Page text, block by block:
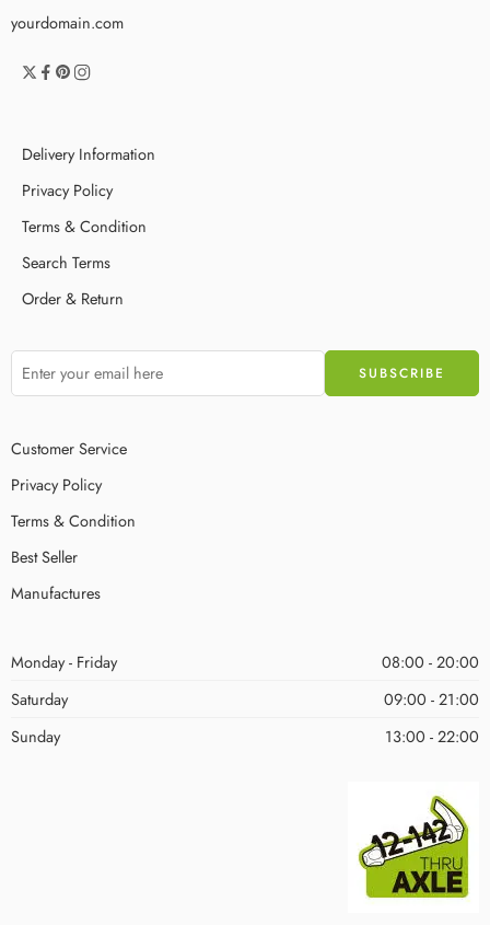
yourdomain.com
Delivery Information
Privacy Policy
Terms & Condition
Search Terms
Order & Return
Customer Service
Privacy Policy
Terms & Condition
Best Seller
Manufactures
Monday - Friday
08:00 - 20:00
Saturday
09:00 - 21:00
Sunday
13:00 - 22:00